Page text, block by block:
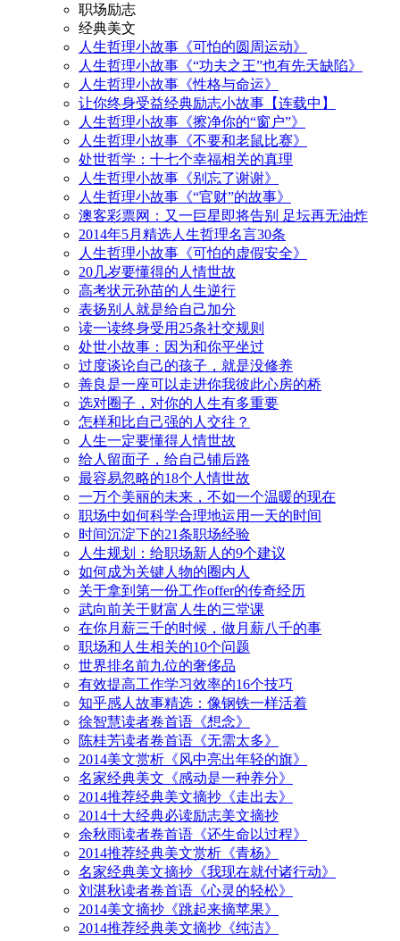
职场励志
经典美文
人生哲理小故事《可怕的圆周运动》
人生哲理小故事《“功夫之王”也有先天缺陷》
人生哲理小故事《性格与命运》
让你终身受益经典励志小故事【连载中】
人生哲理小故事《擦净你的“窗户”》
人生哲理小故事《不要和老鼠比赛》
处世哲学：十七个幸福相关的真理
人生哲理小故事《别忘了谢谢》
人生哲理小故事《“官财”的故事》
澳客彩票网：又一巨星即将告别 足坛再无油炸
2014年5月精选人生哲理名言30条
人生哲理小故事《可怕的虚假安全》
20几岁要懂得的人情世故
高考状元孙苗的人生逆行
表扬别人就是给自己加分
读一读终身受用25条社交规则
处世小故事：因为和你平坐过
过度谈论自己的孩子，就是没修养
善良是一座可以走进你我彼此心房的桥
选对圈子，对你的人生有多重要
怎样和比自己强的人交往？
人生一定要懂得人情世故
给人留面子，给自己铺后路
最容易忽略的18个人情世故
一万个美丽的未来，不如一个温暖的现在
职场中如何科学合理地运用一天的时间
时间沉淀下的21条职场经验
人生规划：给职场新人的9个建议
如何成为关键人物的圈内人
关于拿到第一份工作offer的传奇经历
武向前关于财富人生的三堂课
在你月薪三千的时候，做月薪八千的事
职场和人生相关的10个问题
世界排名前九位的奢侈品
有效提高工作学习效率的16个技巧
知乎感人故事精选：像钢铁一样活着
徐智慧读者卷首语《想念》
陈桂芳读者卷首语《无需太多》
2014美文赏析《风中亮出年轻的旗》
名家经典美文《感动是一种养分》
2014推荐经典美文摘抄《走出去》
2014十大经典必读励志美文摘抄
余秋雨读者卷首语《还生命以过程》
2014推荐经典美文赏析《青杨》
名家经典美文摘抄《我现在就付诸行动》
刘湛秋读者卷首语《心灵的轻松》
2014美文摘抄《跳起来摘苹果》
2014推荐经典美文摘抄《纯洁》